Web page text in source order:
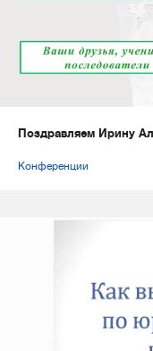
Поздравляем Ирину
Конференции